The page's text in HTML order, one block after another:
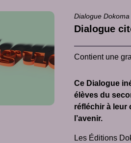
Dialogue Dokoma
Dialogue
Contient une
Ce Dialogue
élèves du
réfléchir à leur
l’avenir.
Les Éditions